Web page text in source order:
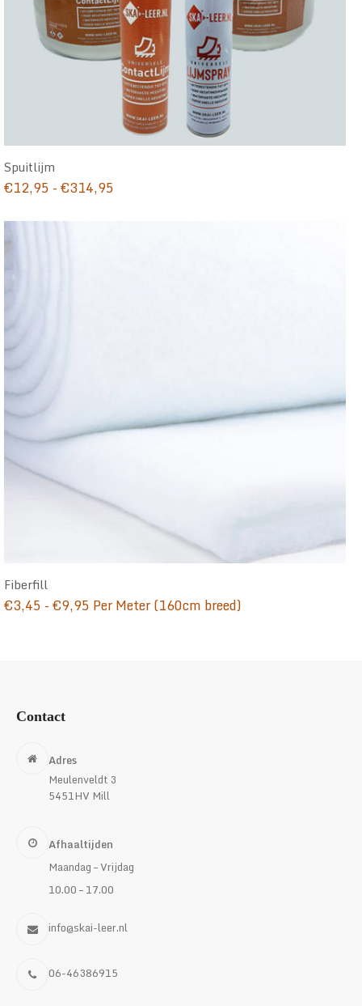
Spuitlijm
€12,95 -€314,95
Fiberfill
€3,45 -€9,95 Prijsklasse:
Per Meter (160cm breed)
Contact
Adres
Meulenveldt 3
5451HV Mill
Afhaaltijden
Maandag – Vrijdag
10.00 – 17.00
info@skai-leer.nl
06-46386915